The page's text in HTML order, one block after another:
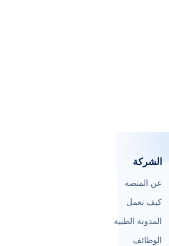
الشركة
عن المنصة
كيف تعمل
المدونة الطبية
الوظائف